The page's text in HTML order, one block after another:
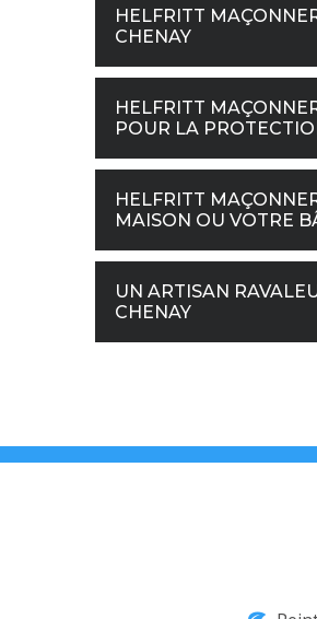
HELFRITT
CHENAY
HELFRITT
POUR LA
HELFRITT
MAISON OU VOTRE
UN ARTISAN
CHENAY